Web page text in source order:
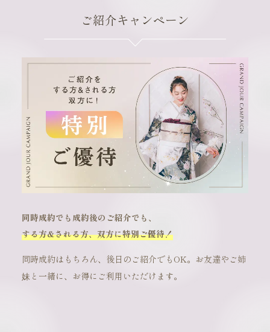
ご紹介キャンペーン
同時成約でも成約後のご紹介でも、
する方&される方、双方に特別ご優待！
同時成約はもちろん、後日のご紹介でもOK。お友達やご姉
妹と一緒に、お得にご利用いただけます。